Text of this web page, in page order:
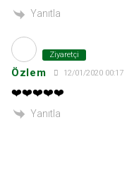
Yanıtla
Ziyaretçi
Özlem 12/01/2020 00:17
❤️❤️❤️❤️❤️
Yanıtla